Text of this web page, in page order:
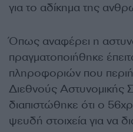
για το αδίκημα της
Όπως αναφέρει η
πραγματοποιήθηκε
πληροφοριών που
Διεθνούς Αστυνομικής
διαπιστώθηκε ότι ο
ψευδή στοιχεία για να